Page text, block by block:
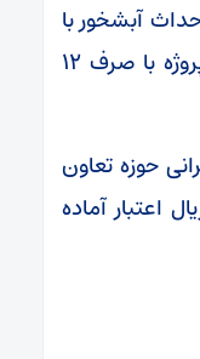
آبشخور با
صرف ۷۹ میلیارد و ۵۰۰ میلیون ریال اعتبار و همچنین مرمت قنوات شامل چهار پروژه با صرف ۱۲
حوزه تعاون
باسکول است که با صرف ۸ میلیارد ریال اعتبار آماده